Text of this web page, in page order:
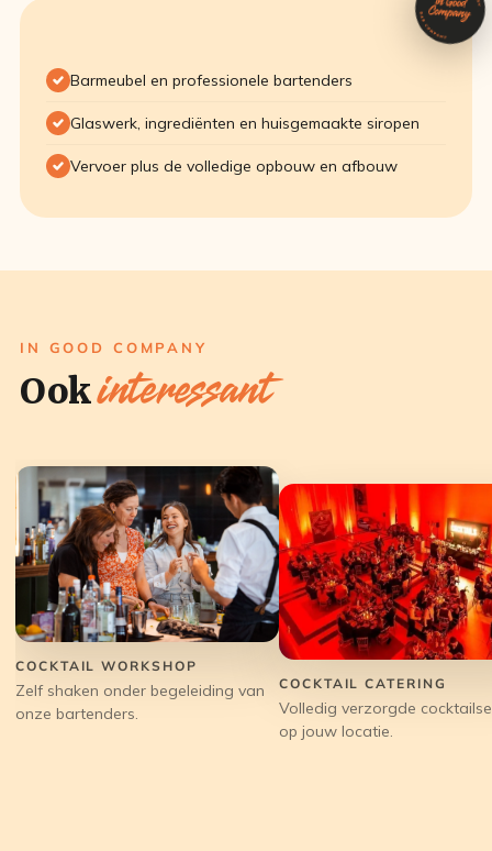
Barmeubel en professionele bartenders
Glaswerk, ingrediënten en huisgemaakte siropen
Vervoer plus de volledige opbouw en afbouw
IN GOOD COMPANY
Ookinteressant
COCKTAIL WORKSHOP
Zelf shaken onder begeleiding van
onze bartenders.
COCKTAIL CATERING
Volledig verzorgde
op jouw locatie.